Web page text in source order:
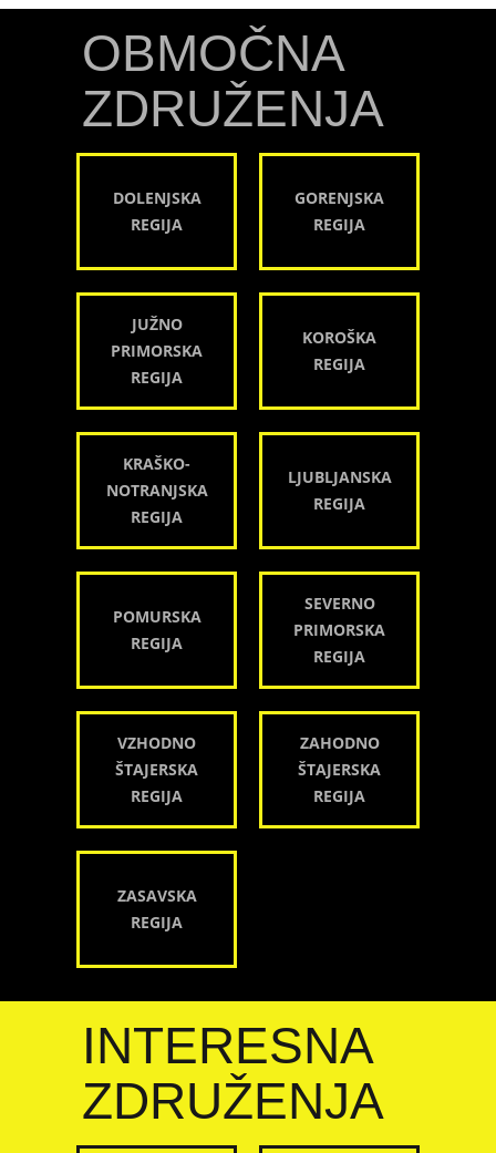
OBMOČNA
ZDRUŽENJA
DOLENJSKA
REGIJA
GORENJSKA
REGIJA
JUŽNO
PRIMORSKA
REGIJA
KOROŠKA
REGIJA
KRAŠKO-
NOTRANJSKA
REGIJA
LJUBLJANSKA
REGIJA
POMURSKA
REGIJA
SEVERNO
PRIMORSKA
REGIJA
VZHODNO
ŠTAJERSKA
REGIJA
ZAHODNO
ŠTAJERSKA
REGIJA
ZASAVSKA
REGIJA
INTERESNA
ZDRUŽENJA